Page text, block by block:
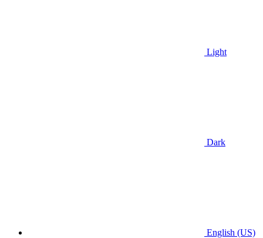
Light
Dark
English (US)